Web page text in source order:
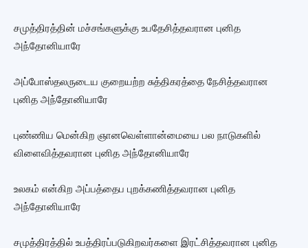
சமுத்திரத்தின் மச்சங்களுக்கு உபதேசித்தவரான புனித
அந்தோனியாரே
அப்போஸ்தலருடைய குறையற்ற சுத்திகரத்தை நேசித்தவரான
புனித அந்தோனியாரே
புண்ணிய மென்கிற ஞானவெள்ளான்மையை பல நாடுகளில்
விளைவித்தவரான புனித அந்தோனியாரே
உலகம் என்கிற அப்பத்தைப புறக்கணித்தவரான புனித
அந்தோனியாரே
சமுத்திரத்தில் உபத்திரப்படுகிறவர்களை இரட்சித்தவரான புனித